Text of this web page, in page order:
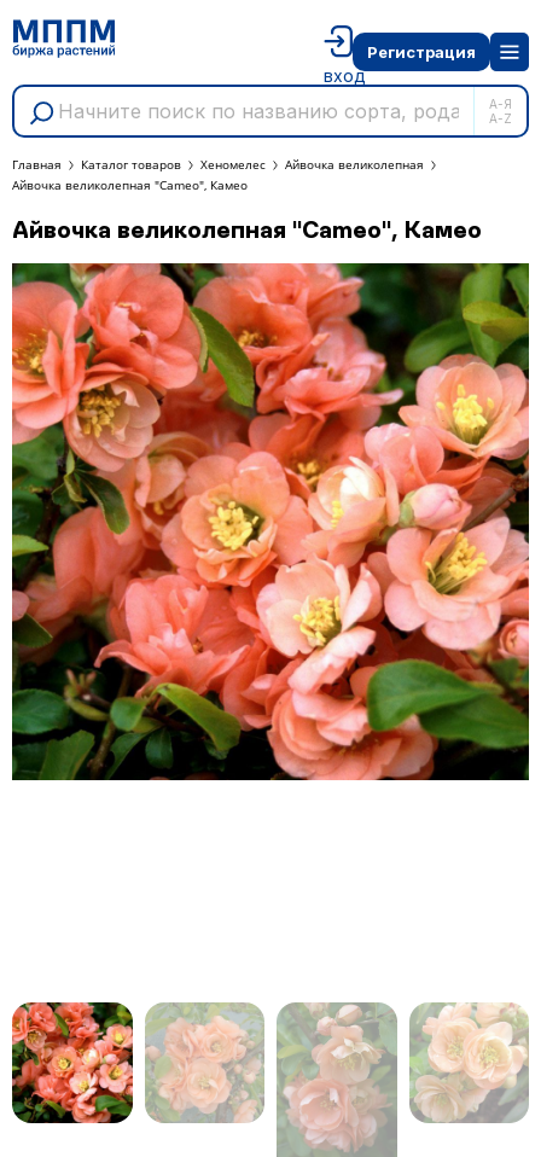
А-Я
A-Z
вход
Регистрация
Главная Каталог товаров Хеномелес
Айвочка великолепная
Айвочка великолепная "Cameo", Камео
Айвочка великолепная "Cameo", Камео